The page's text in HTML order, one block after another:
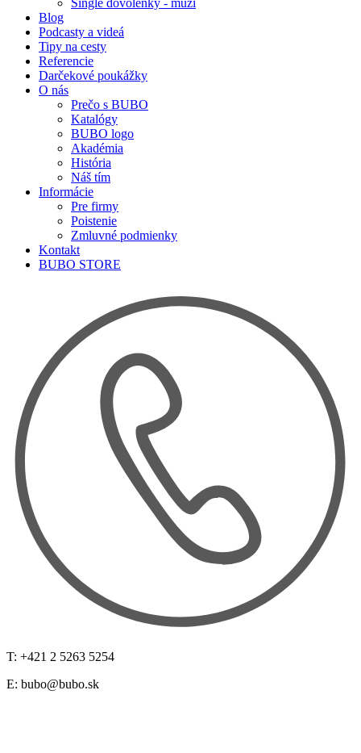
Single dovolenky - muži
Blog
Podcasty a videá
Tipy na cesty
Referencie
Darčekové poukážky
O nás
Prečo s BUBO
Katalógy
BUBO logo
Akadémia
História
Náš tím
Informácie
Pre firmy
Poistenie
Zmluvné podmienky
Kontakt
BUBO STORE
T: +421 2 5263 5254
E: bubo@bubo.sk